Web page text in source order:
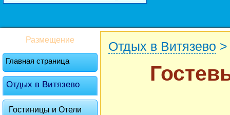
Размещение
Главная страница
Отдых в Витязево
Гостиницы и Отели
Отдых в Витязево